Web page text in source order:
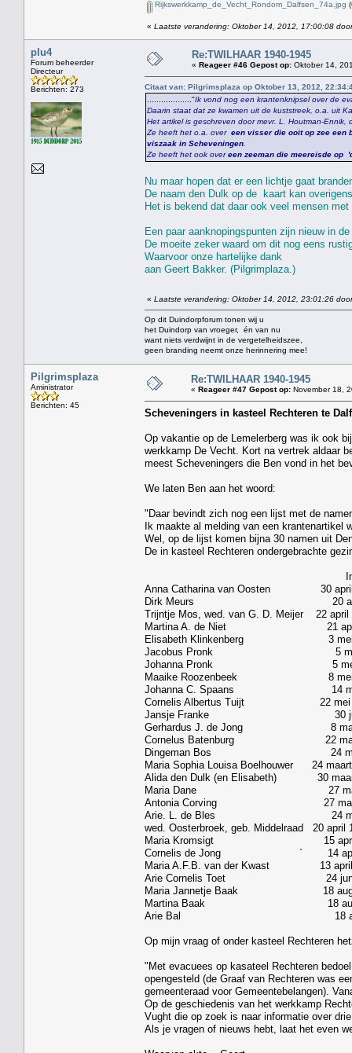
Rijkswerkkamp_de_Vecht_Rondom_Dalfsen_74a.jpg
« Laatste verandering: Oktober 14, 2012, 17:00:08
plu4
Forum beheerder
Directeur
Berichten: 273
Re:TWILHAAR 1940-1945
« Reageer #46 Gepost op: Oktober 14,
Citaat van: Pilgrimsplaza op Oktober 13, 2012,
..................."Ik vond nog een krantenknipsel over de
Daarin staat dat ze kwamen uit de kuststreek, o.a. uit
Het artikel is geschreven door mevr. L. Houtman-
Ze heeft het o.a. over een visser die ooit op zee een
viszaak in Scheveningen
Ze heeft het ook overeen zeeman die meereisde op
Nu maar hopen dat er een lichtje gaat
De naam den Dulk op de kaart kan
Het is bekend dat daar ook veel mensen
Een paar aanknopingspunten zijn nieuw in
De moeite zeker waard om dit nog eens
Waarvoor onze hartelijke dank
aan Geert Bakker. (Pilgrimplaza.)
« Laatste verandering: Oktober 14, 2012, 23:01:26
Op dit Duindorpforum tonen wij u
het Duindorp van vroeger, én van nu
want niets verdwijnt in de vergetelheidszee,
geen branding neemt onze herinnering mee!
Pilgrimsplaza
Aministrator
Berichten: 45
Re:TWILHAAR 1940-1945
« Reageer #47 Gepost op: November 18,
Scheveningers in kasteel Rechteren te
Op vakantie op de Lemelerberg was ik ook
werkkamp De Vecht. Kort na vertrek aldaar
meest Scheveningers die Ben vond in het
We laten Ben aan het woord:
"Daar bevindt zich nog een lijst met de
Ik maakte al melding van een krantenartikel
Wel, op de lijst komen bijna 30 namen uit
De in kasteel Rechteren ondergebrachte
Ingeschreven:
Anna Catharina van Oosten 30
Dirk Meurs 20 april 1943
Trijntje Mos, wed. van G. D.
Martina A. de Niet 21
Elisabeth Klinkenberg 3 mei
Jacobus Pronk 5 mei
Johanna Pronk 5 mei
Maaike Roozenbeek 8 mei
Johanna C. Spaans 14 mei
Cornelis Albertus Tuijt 22 mei
Jansje Franke 30 juni 1943
Gerhardus J. de Jong 8 maart
Cornelus Batenburg 22 maart
Dingeman Bos 24 maart
Maria Sophia Louisa Boelhouwer 24
Alida den Dulk (en Elisabeth) 30
Maria Dane 27 maart
Antonia Corving 27 maart
Arie. L. de Bles 24 maart
wed. Oosterbroek, geb. Middelraad 20
Maria Kromsigt 15 april 1943
Cornelis de Jong ` 14 april
Maria A.F.B. van der Kwast 13 april
Arie Cornelis Toet 24 juni
Maria Jannetje Baak 18 aug.
Martina Baak 18 aug.1943
Arie Bal 18 aug. 1943 3
Op mijn vraag of onder kasteel Rechteren
"Met evacuees op kasateel Rechteren
opengesteld (de Graaf van Rechteren was
gemeenteraad voor Gemeentebelangen).
Op de geschiedenis van het werkkamp
Vught die op zoek is naar informatie over
Als je vragen of nieuws hebt, laat het even